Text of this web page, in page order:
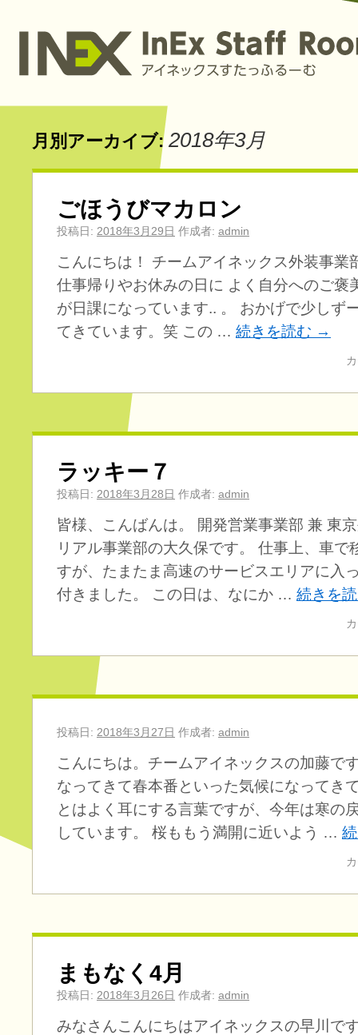
月別アーカイブ: 2018年3月
ごほうびマカロン
投稿日: 2018年3月29日 作成者: admin
こんにちは！ チームアイネックス外装事業
仕事帰りやお休みの日に よく自分へのご褒
が日課になっています.. 。 おかげで少しず
てきています。笑 この … 続きを読む →
ラッキー７
投稿日: 2018年3月28日 作成者: admin
皆様、こんばんは。 開発営業事業部 兼 東
リアル事業部の大久保です。 仕事上、車で
すが、たまたま高速のサービスエリアに入
付きました。 この日は、なにか … 続きを
投稿日: 2018年3月27日 作成者: admin
こんにちは。チームアイネックスの加藤で
なってきて春本番といった気候になってき
とはよく耳にする言葉ですが、今年は寒の
しています。 桜ももう満開に近いよう …
まもなく4月
投稿日: 2018年3月26日 作成者: admin
みなさんこんにちはアイネックスの早川で